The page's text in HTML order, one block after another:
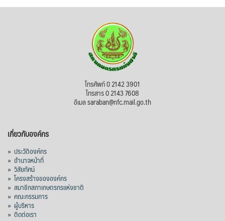
บทเพื่อพั ...See More
ไม่สามารถดูเนื้อหานี้ได้ในขณะนี้
สภาเกษตรกรแห่งชาติ
ไทยในช่วง 6 เดือนของปี 2569 (ม.ค.-มิ.ย.) มี
1,205 ล้านดอลลาร์สหรัฐ (ประมาณ
38,003.15 ล้านบาท) ลดลง 27.69%
ปรับตัวลดลงตามสภาวะเศรษฐกิจและการค้า
โลก โดยตลาดส่งออกสำคัญ จีน ส่งออกได้
1.52 ล้านตัน ลด 61.71%
โทรศัพท์ 0 2142 3901
โทรสาร 0 2143 7608
อีเมล saraban@nfc.mail.go.th
เกี่ยวกับองค์กร
» ประวัติองค์กร
» อำนาจหน้าที่
» วิสัยทัศน์
» โครงสร้างขององค์กร
» สมาชิกสภาเกษตรกรแห่งชาติ
» คณะกรรมการ
» ผู้บริหาร
» ติดต่อเรา